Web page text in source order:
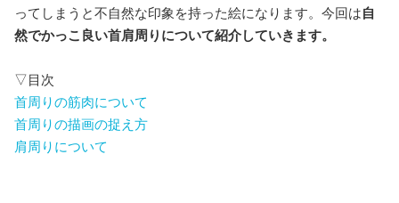
ってしまうと不自然な印象を持った絵になります。今回は自
然でかっこ良い首肩周りについて紹介していきます。
▽目次
首周りの筋肉について
首周りの描画の捉え方
肩周りについて